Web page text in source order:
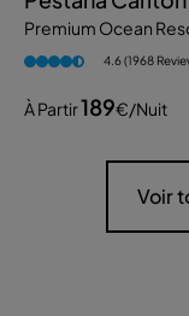
Premium Ocean
4.6 (1968
À Partir189€/nuit
Voir